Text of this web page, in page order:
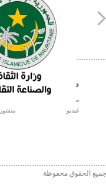
وسائط
صور
فيديو